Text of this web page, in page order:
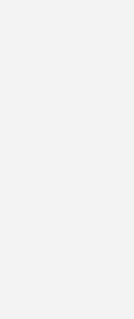
den
von Toshiba-
zu folgen
durch eine
Christian Raschka,